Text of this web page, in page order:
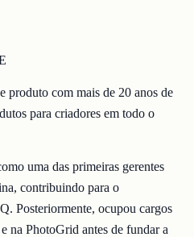
produto com mais de 20 anos de
para criadores em todo o
uma das primeiras gerentes
contribuindo para o
Posteriormente, ocupou cargos
na PhotoGrid antes de fundar a